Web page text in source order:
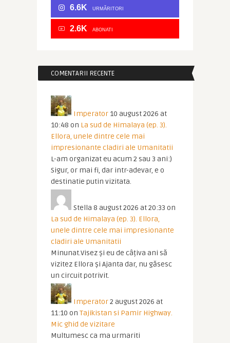
6.6K URMĂRITORI
2.6K ABONATI
COMENTARII RECENTE
Imperator10 august 2026 at
10:48 on La sud de Himalaya (ep. 3).
Ellora, unele dintre cele mai
impresionante cladiri ale Umanitatii
L-am organizat eu acum 2 sau 3 ani:)
Sigur, or mai fi, dar intr-adevar, e o
destinatie putin vizitata.
Stella 8 august 2026 at 20:33 on
La sud de Himalaya (ep. 3). Ellora,
unele dintre cele mai impresionante
cladiri ale Umanitatii
Minunat.Visez și eu de câțiva ani să
vizitez Ellora și Ajanta dar, nu găsesc
un circuit potrivit.
Imperator2 august 2026 at
11:10 on Tajikistan si Pamir Highway.
Mic ghid de vizitare
Multumesc ca ma urmariti